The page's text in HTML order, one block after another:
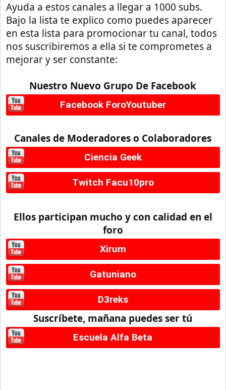
Ayuda a estos canales a llegar a 1000 subs.
Bajo la lista te explico como puedes aparecer
en esta lista para promocionar tu canal, todos
nos suscribiremos a ella si te comprometes a
mejorar y ser constante:
Nuestro Nuevo Grupo De Facebook
Facebook ForoYoutuber
Canales de Moderadores o Colaboradores
Ciencia Geek
Twitch Facu10pro
Ellos participan mucho y con calidad en el
foro
Xirum
Gatuniano
D3reks
Suscríbete, mañana puedes ser tú
Escuela Alfa Beta